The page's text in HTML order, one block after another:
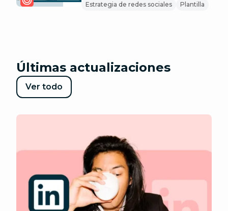
Estrategia de redes sociales Plantilla
Últimas actualizaciones
Ver todo
Publicaciones